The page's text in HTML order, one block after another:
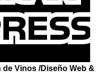
de Vinos /Diseño Web &